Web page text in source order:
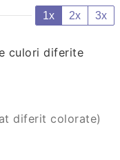
1x 2x 3x
culori diferite
diferit colorate)